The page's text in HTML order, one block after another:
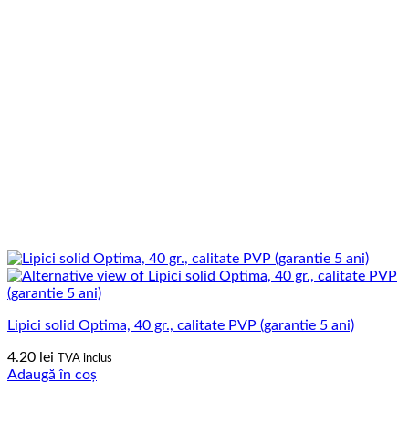
Lipici solid Optima, 40 gr., calitate PVP (garantie 5 ani)
4.20 lei TVA inclus
Adaugă în coș